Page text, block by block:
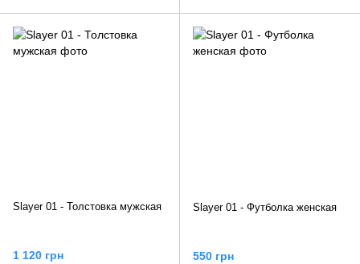
Slayer 01 - Толстовка мужская
1 120 грн
Slayer 01 - Футболка женская
550 грн